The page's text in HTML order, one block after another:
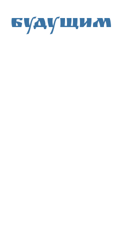
Будущим